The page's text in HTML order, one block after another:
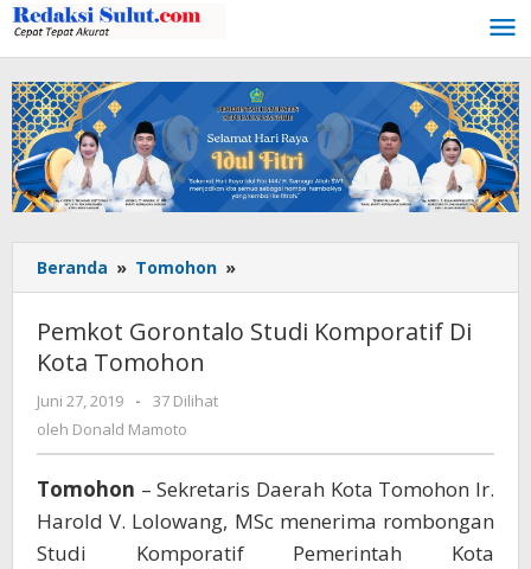
Lewati
ke
konten
Beranda » Tomohon »
Gorontalo
Komporatif
Pemkot Gorontalo Studi Komporatif Di
Kota Tomohon
Juni 27, 2019
oleh
Donald
-
37 Dilihat
oleh Donald Mamoto
Tomohon – Sekretaris Daerah Kota Tomohon Ir.
Harold V. Lolowang, MSc menerima rombongan
Studi Komporatif Pemerintah Kota